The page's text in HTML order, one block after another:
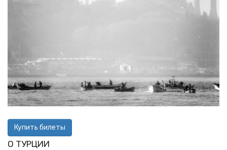
Купить билеты
О ТУРЦИИ